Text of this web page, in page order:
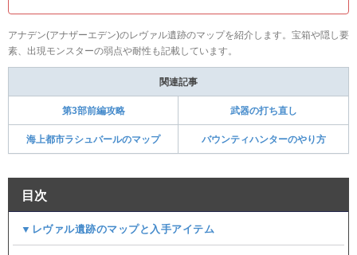
アナデン(アナザーエデン)のレヴァル遺跡のマップを紹介します。宝箱や隠し要
素、出現モンスターの弱点や耐性も記載しています。
関連記事
第3部前編攻略 武器の打ち直し
海上都市ラシュバールのマップ バウンティハンターのやり方
目次
▼レヴァル遺跡のマップと入手アイテム